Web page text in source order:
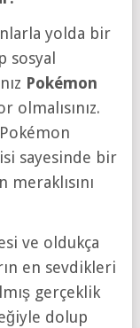
yolda bir
sosyal
Pokémon
olmalısınız.
sayesinde bir
meraklısını
ve oldukça
en sevdikleri
gerçeklik
dolup